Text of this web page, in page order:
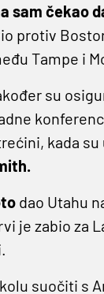
sam čekao
protiv
Tampe i
su
kada
dao Utahu
je zabio za
suočiti s